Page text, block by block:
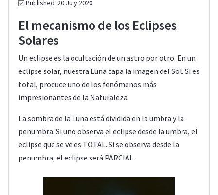
Published: 20 July 2020
El mecanismo de los Eclipses
Solares
Un eclipse es la ocultación de un astro por otro. En un
eclipse solar, nuestra Luna tapa la imagen del Sol. Si es
total, produce uno de los fenómenos más
impresionantes de la Naturaleza.
La sombra de la Luna está dividida en la umbra y la
penumbra. Si uno observa el eclipse desde la umbra, el
eclipse que se ve es TOTAL. Si se observa desde la
penumbra, el eclipse será PARCIAL.